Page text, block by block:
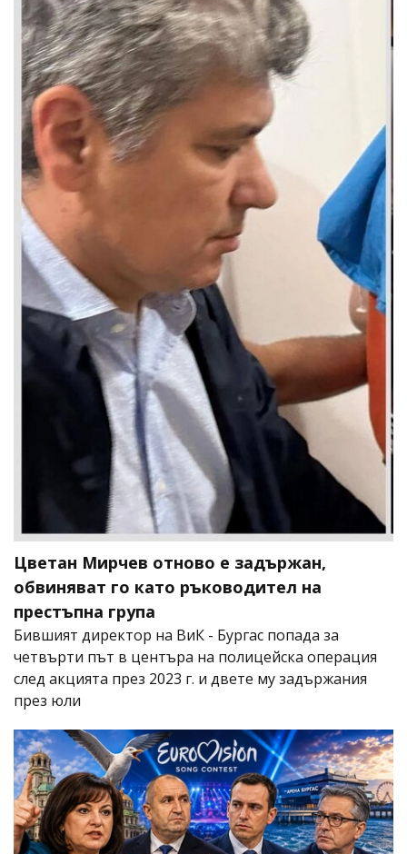
Цветан Мирчев отново е задържан,
обвиняват го като ръководител на
престъпна група
Бившият директор на ВиК - Бургас попада за
четвърти път в центъра на полицейска операция
след акцията през 2023 г. и двете му задържания
през юли